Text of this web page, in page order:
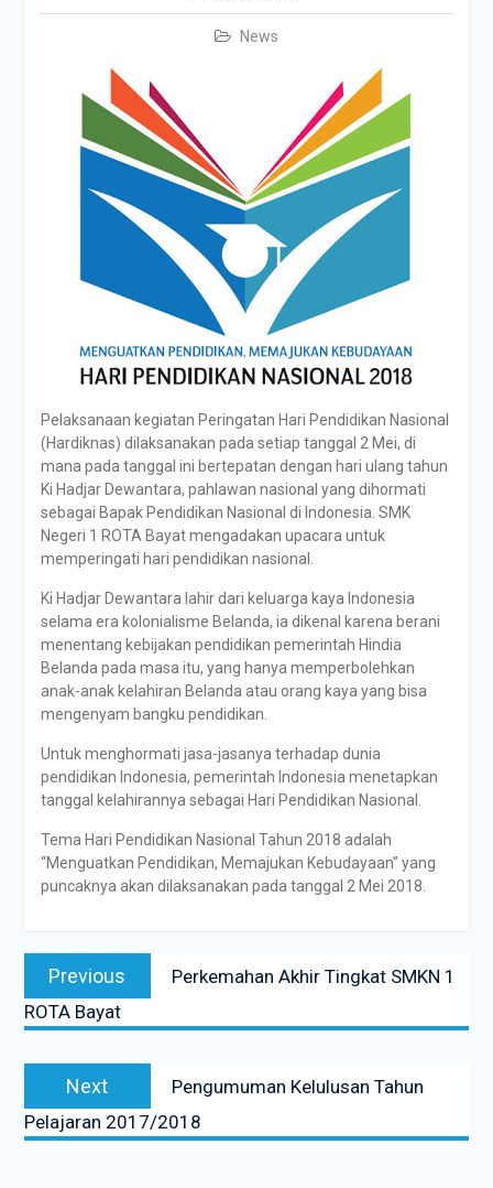
News
Pelaksanaan kegiatan Peringatan Hari Pendidikan Nasional
(Hardiknas) dilaksanakan pada setiap tanggal 2 Mei, di
mana pada tanggal ini bertepatan dengan hari ulang tahun
Ki Hadjar Dewantara, pahlawan nasional yang dihormati
sebagai Bapak Pendidikan Nasional di Indonesia. SMK
Negeri 1 ROTA Bayat mengadakan upacara untuk
memperingati hari pendidikan nasional.
Ki Hadjar Dewantara lahir dari keluarga kaya Indonesia
selama era kolonialisme Belanda, ia dikenal karena berani
menentang kebijakan pendidikan pemerintah Hindia
Belanda pada masa itu, yang hanya memperbolehkan
anak-anak kelahiran Belanda atau orang kaya yang bisa
mengenyam bangku pendidikan.
Untuk menghormati jasa-jasanya terhadap dunia
pendidikan Indonesia, pemerintah Indonesia menetapkan
tanggal kelahirannya sebagai Hari Pendidikan Nasional.
Tema Hari Pendidikan Nasional Tahun 2018 adalah
“Menguatkan Pendidikan, Memajukan Kebudayaan” yang
puncaknya akan dilaksanakan pada tanggal 2 Mei 2018.
Navigasi
posPrevious
post:
Perkemahan Akhir Tingkat SMKN 1
ROTA Bayat
Next
post:
Pengumuman Kelulusan Tahun
Pelajaran 2017/2018